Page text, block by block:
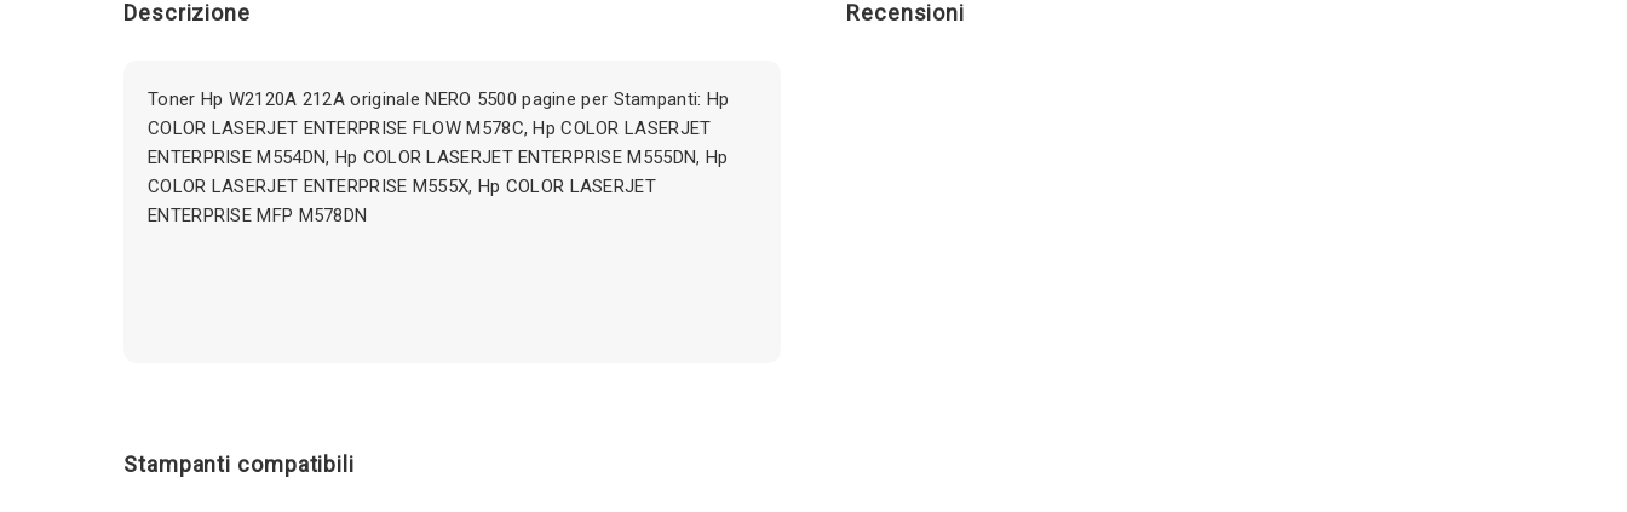
Descrizione
Toner Hp W2120A 212A originale NERO 5500 pagine per Stampanti: Hp
COLOR LASERJET ENTERPRISE FLOW M578C, Hp COLOR LASERJET
ENTERPRISE M554DN, Hp COLOR LASERJET ENTERPRISE M555DN, Hp
COLOR LASERJET ENTERPRISE M555X, Hp COLOR LASERJET
ENTERPRISE MFP M578DN
Recensioni
Stampanti compatibili